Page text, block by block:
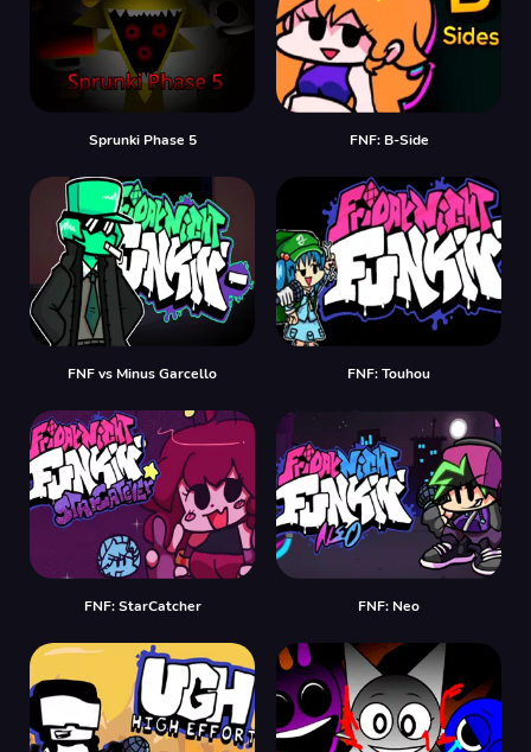
Sprunki Phase 5 FNF: B-Side
FNF vs Minus Garcello FNF: Touhou
FNF: StarCatcher FNF: Neo